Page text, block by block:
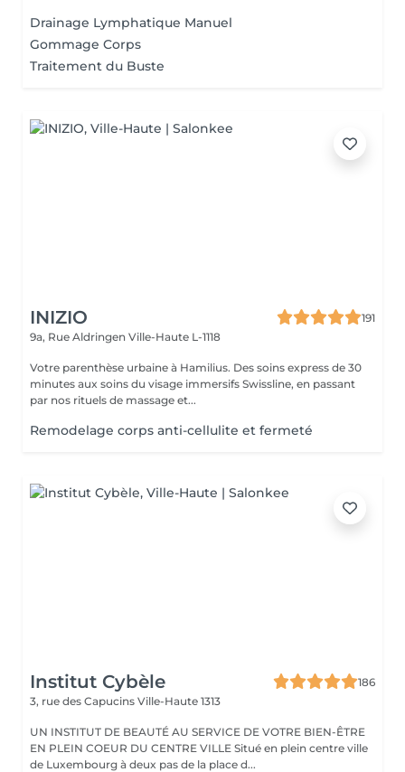
Drainage Lymphatique Manuel
Gommage Corps
Traitement du Buste
INIZIO
191
9a, Rue Aldringen Ville-Haute L-1118
Votre parenthèse urbaine à Hamilius. Des soins express de 30
minutes aux soins du visage immersifs Swissline, en passant
par nos rituels de massage et...
Remodelage corps anti-cellulite et fermeté
Institut Cybèle
186
3, rue des Capucins Ville-Haute 1313
UN INSTITUT DE BEAUTÉ AU SERVICE DE VOTRE BIEN-ÊTRE
EN PLEIN COEUR DU CENTRE VILLE Situé en plein centre ville
de Luxembourg à deux pas de la place d...